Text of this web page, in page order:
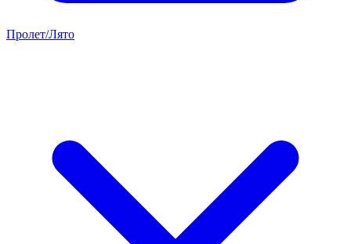
Пролет/Лято